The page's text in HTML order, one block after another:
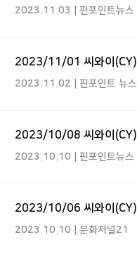
2023.11.03 | 핀포인트뉴스
2023/11/01 씨와이(CY),
2023.11.02 | 핀포인트 뉴스
2023/10/08 씨와이(CY),
2023.10.10 | 핀포인트뉴스
2023/10/06 씨와이(CY),
2023.10.10 | 문화저널21